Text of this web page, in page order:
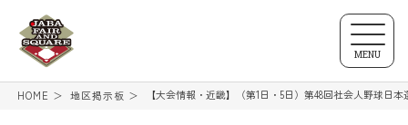
MENU
HOME 地区掲示板 【大会情報・近畿】（第1日・5日）第48回社会人野球日